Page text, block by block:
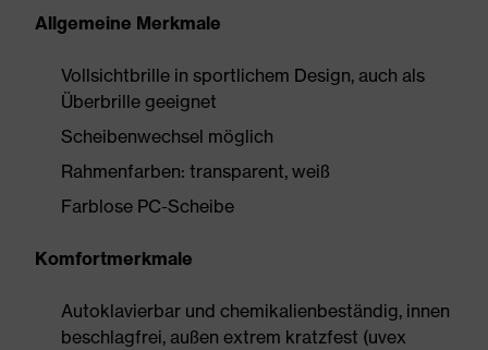
Allgemeine Merkmale
Vollsichtbrille in sportlichem Design, auch als
Überbrille geeignet
Scheibenwechsel möglich
Rahmenfarben: transparent, weiß
Farblose PC-Scheibe
Komfortmerkmale
Autoklavierbar und chemikalienbeständig, innen
beschlagfrei, außen extrem kratzfest (uvex